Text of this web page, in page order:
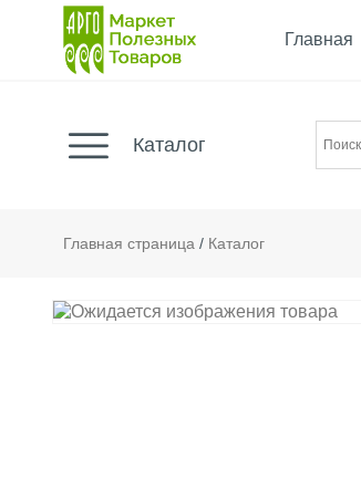
Главная
Каталог
Главная страница / Каталог